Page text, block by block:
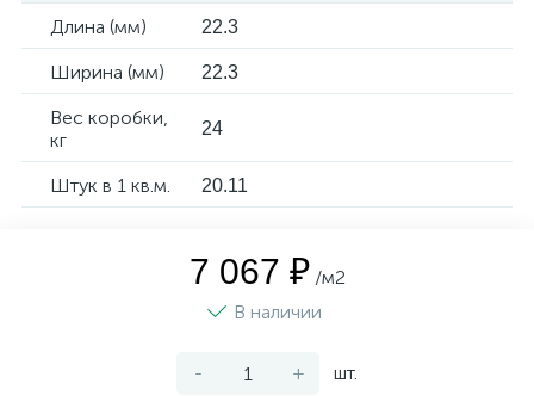
Длина (мм) 22.3
Ширина (мм) 22.3
Вес коробки,
кг
24
Штук в 1 кв.м. 20.11
7 067 ₽ /м2
В наличии
- + шт.